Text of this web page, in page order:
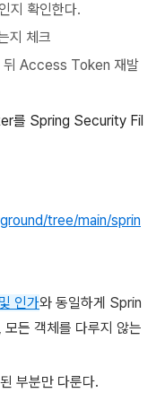
지 확인한다.
지 체크
뒤 Access Token 재발
를 Spring Security Fil
tree/main/sprin
인가와 동일하게 Sprin
든 객체를 다루지 않는
부분만 다룬다.